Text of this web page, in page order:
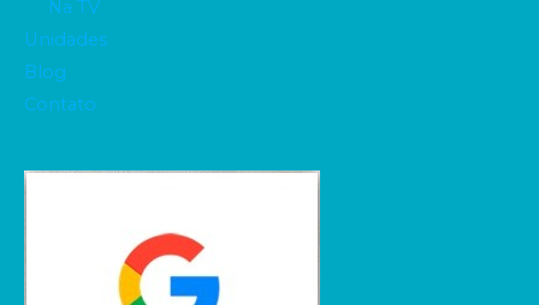
Na TV
Unidades
Blog
Contato